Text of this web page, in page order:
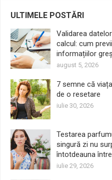
ULTIMELE POSTĂRI
Validarea
calcul: cum
informațiilor
august 5, 2026
7 semne că
de o resetare
iulie 30, 2026
Testarea
singură zi nu
întotdeauna
iulie 29, 2026